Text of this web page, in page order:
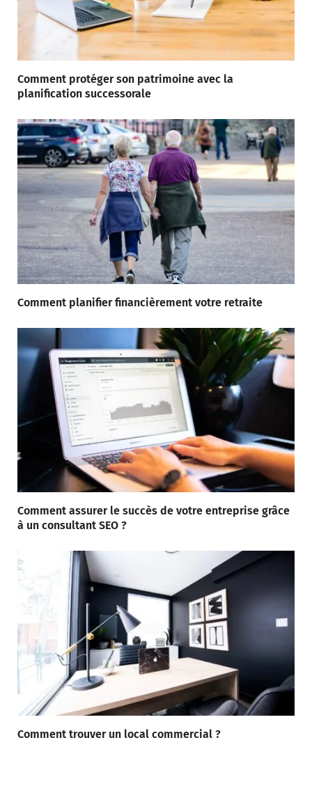
Comment protéger son patrimoine avec la
planification successorale
Comment planifier financièrement votre retraite
Comment assurer le succès de votre entreprise grâce
à un consultant SEO ?
Comment trouver un local commercial ?